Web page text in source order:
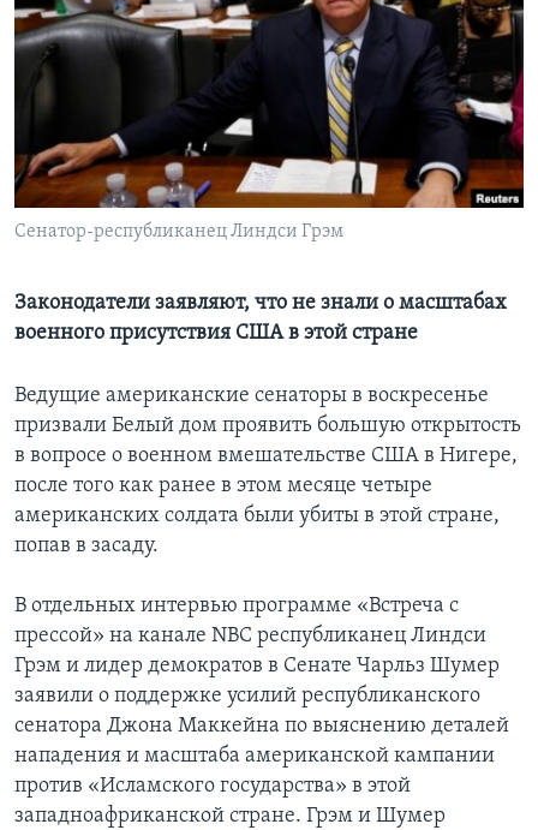
Learning English
СОЦИАЛЬНЫЕ СЕТИ
Сенатор-республиканец Линдси Грэм
Законодатели заявляют, что не знали о масштабах
военного присутствия США в этой стране
Ведущие американские сенаторы в воскресенье
призвали Белый дом проявить большую открытость
в вопросе о военном вмешательстве США в Нигере,
после того как ранее в этом месяце четыре
американских солдата были убиты в этой стране,
попав в засаду.
В отдельных интервью программе «Встреча с
прессой» на канале NBC республиканец Линдси
Грэм и лидер демократов в Сенате Чарльз Шумер
заявили о поддержке усилий республиканского
сенатора Джона Маккейна по выяснению деталей
нападения и масштаба американской кампании
против «Исламского государства» в этой
западноафриканской стране. Грэм и Шумер